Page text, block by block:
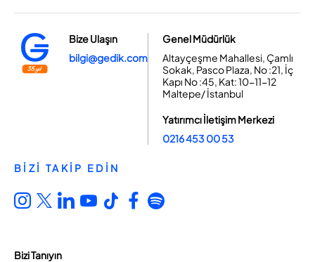
Bize Ulaşın
bilgi@gedik.com
Genel Müdürlük
Altayçeşme Mahallesi, Çamlı
Sokak, Pasco Plaza, No :21, İç
Kapı No :45, Kat: 10-11-12
Maltepe/ İstanbul
Yatırımcı İletişim Merkezi
0216 453 00 53
BİZİ TAKİP EDİN
Bizi Tanıyın